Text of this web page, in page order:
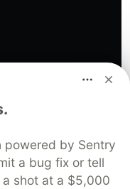
powered by Sentry
a bug fix or tell
shot at a $5,000